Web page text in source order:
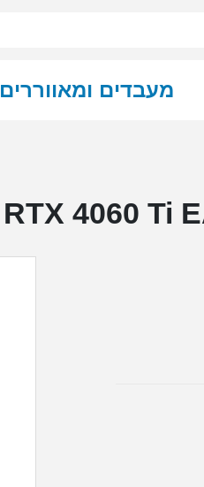
מעבדים ומאווררים